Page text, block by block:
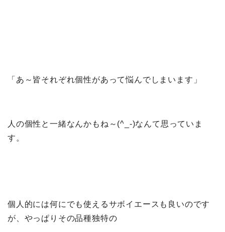
「あ～皆それぞれ個性があって悩んでしまいます」
人の個性と一緒なんかもね～(^_-)なんて思っていま
す。
個人的には何にでも使えるサボイエースも良いのです
が、やっぱりその品種独特の